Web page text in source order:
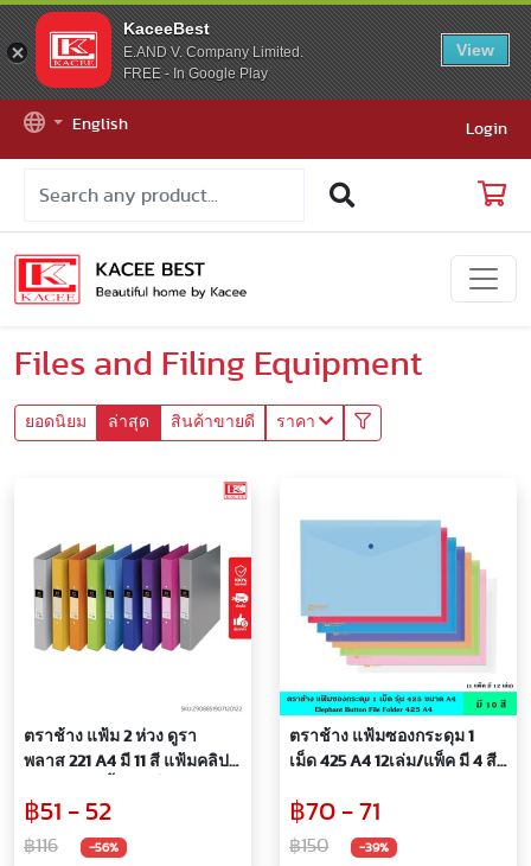
KaceeBest
E.AND V. Company Limited.
FREE - In Google Play
View
English Login
Files and Filing Equipment
ยอดนิยม ล่าสุด สินค้าขายดี ราคา
ตราช้าง แฟ้ม 2 ห่วง ดูรา
พลาส 221 A4 มี 11 สี แฟ้มคลิป
฿51 - 52
฿116 -56%
ตราช้าง แฟ้มซองกระดุม 1
เม็ด 425 A4 12เล่ม/แพ็ค มี 4 สี
พลาสติก หนา 0.15 มม. พร้อม
กระดุมเปิดปิด กันน้ำ
฿70 - 71
฿150 -39%